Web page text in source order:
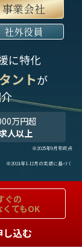
事業会社
社外役員
に特化
ントが
万円超
人以上
※2025年9月末時点
※2024年1-12月の実績に基づく
ぐの
くてもOK
し込む